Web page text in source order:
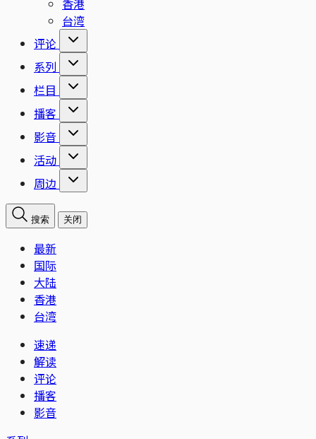
香港
台湾
评论
系列
栏目
播客
影音
活动
周边
搜索 关闭
最新
国际
大陆
香港
台湾
速递
解读
评论
播客
影音